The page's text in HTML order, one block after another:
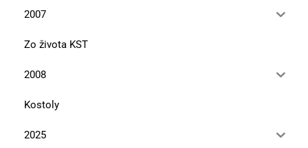
2007
Zo života KST
2008
Kostoly
2025